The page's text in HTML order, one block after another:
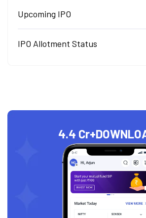
Upcoming IPO
IPO Allotment Status
4.4 Cr+